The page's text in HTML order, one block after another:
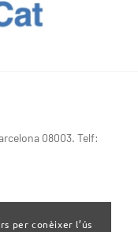
08003. Telf:
per conèixer l’ús